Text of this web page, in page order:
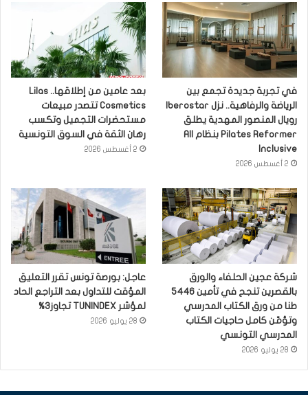
في تجربة جديدة تجمع بين
رويال المنصور المهدية يطلق
Pilates Reformer بنظام All
Inclusive
2 أغسطس 2026
بعد عامين من إطلاقها.. Lilas
Cosmetics تتصدر مبيعات
مستحضرات التجميل وتكسب
رهان الثقة في السوق التونسية
2 أغسطس 2026
شركة عجين الحلفاء والورق
بالقصرين تنجح في تأمين 5446
طنا من ورق الكتاب المدرسي
وتؤمّن كامل حاجيات الكتاب
المدرسي التونسي
28 يوليو 2026
عاجل: بورصة تونس تقرر التعليق
المؤقت للتداول بعد التراجع الحاد
لمؤشر TUNINDEX تجاوز3%
28 يوليو 2026